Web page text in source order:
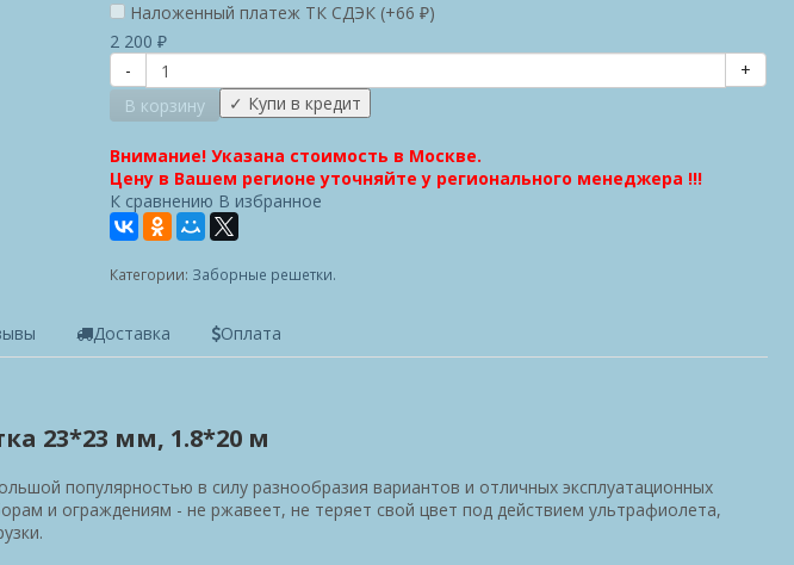
Наложенный платеж ТК СДЭК (+66₽)
2 200₽
-
+
В корзину
Внимание! Указана стоимость в Москве.
Цену в Вашем регионе уточняйте у регионального менеджера !!!
К сравнению В избранное
Категории: Заборные решетки.
Доставка Оплата
23*23 мм, 1.8*20 м
популярностью в силу разнообразия вариантов и отличных эксплуатационных
и ограждениям - не ржавеет, не теряет свой цвет под действием ультрафиолета,